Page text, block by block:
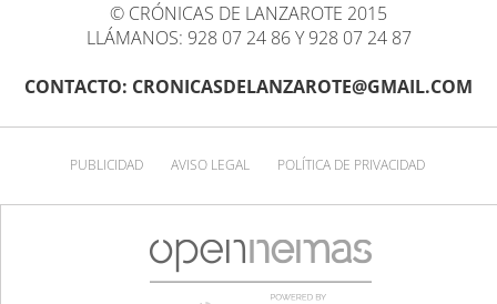
© CRÓNICAS DE LANZAROTE 2015
LLÁMANOS: 928 07 24 86 Y 928 07 24 87
CONTACTO: CRONICASDELANZAROTE@GMAIL.COM
PUBLICIDAD AVISO LEGAL POLÍTICA DE PRIVACIDAD